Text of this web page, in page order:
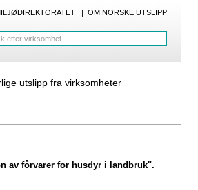
| OM NORSKE UTSLIPP
utslipp fra virksomheter
av fôrvarer for husdyr i landbruk".